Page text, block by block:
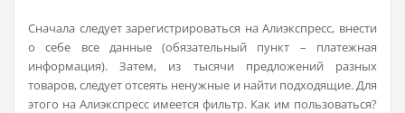
Сначала следует зарегистрироваться на Алиэкспресс, внести
о себе все данные (обязательный пункт – платежная
информация). Затем, из тысячи предложений разных
товаров, следует отсеять ненужные и найти подходящие. Для
этого на Алиэкспресс имеется фильтр. Как им пользоваться?